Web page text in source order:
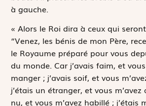
à gauche.
« Alors le Roi dira à ceux qui
“Venez, les bénis de mon Père,
le Royaume préparé pour vous
du monde. Car j’avais faim, et
manger ; j’avais soif, et vous
j’étais un étranger, et vous m’avez
nu, et vous m’avez habillé ; j’étais